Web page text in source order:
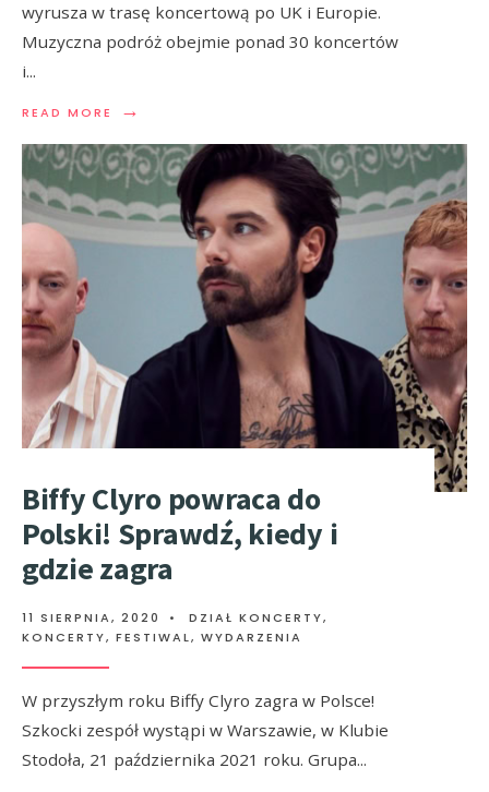
wyrusza w trasę koncertową po UK i Europie.
Muzyczna podróż obejmie ponad 30 koncertów
i...
READ MORE →
Biffy Clyro powraca do
Polski! Sprawdź, kiedy i
gdzie zagra
11 SIERPNIA, 2020 • DZIAŁ KONCERTY,
KONCERTY, FESTIWAL, WYDARZENIA
W przyszłym roku Biffy Clyro zagra w Polsce!
Szkocki zespół wystąpi w Warszawie, w Klubie
Stodoła, 21 października 2021 roku. Grupa...